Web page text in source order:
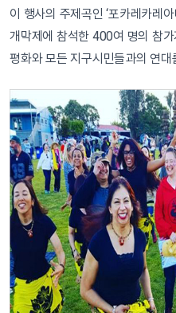
이 행사의 주제곡인 ‘포카레카레
개막제에 참석한 400여 명의 참
평화와 모든 지구시민들과의 연대